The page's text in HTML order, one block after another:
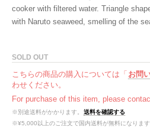
cooker with filtered water. Triangle
with Naruto seaweed, smelling of the
SOLD OUT
こちらの商品の購入については「 お問
わせください。
For purchase of this item, please
※別途送料がかかります。 送料を確認する
※¥5,000以上のご注文で国内送料が無料になります